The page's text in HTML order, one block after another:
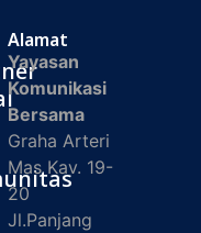
Alamat
Yayasan
Komunikasi
Bersama
Graha Arteri
Mas Kav. 19-
20
Jl.Panjang